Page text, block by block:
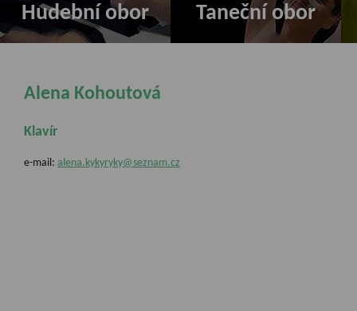
Hudební obor Taneční obor
Alena Kohoutová
Klavír
e-mail: alena.kykyryky@seznam.cz